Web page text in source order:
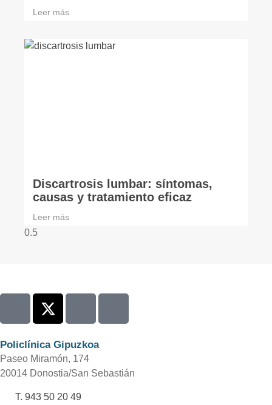
Leer más
Discartrosis lumbar: síntomas,
causas y tratamiento eficaz
Leer más
Policlínica Gipuzkoa
Paseo Miramón, 174
20014 Donostia/San Sebastián
T. 943 50 20 49